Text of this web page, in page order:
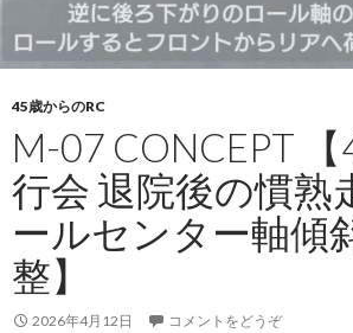
45歳からのRC
M-07 CONCEPT
行会 退院後の慣熟
ールセンター軸傾
整】
2026年4月12日 コメントをどうぞ